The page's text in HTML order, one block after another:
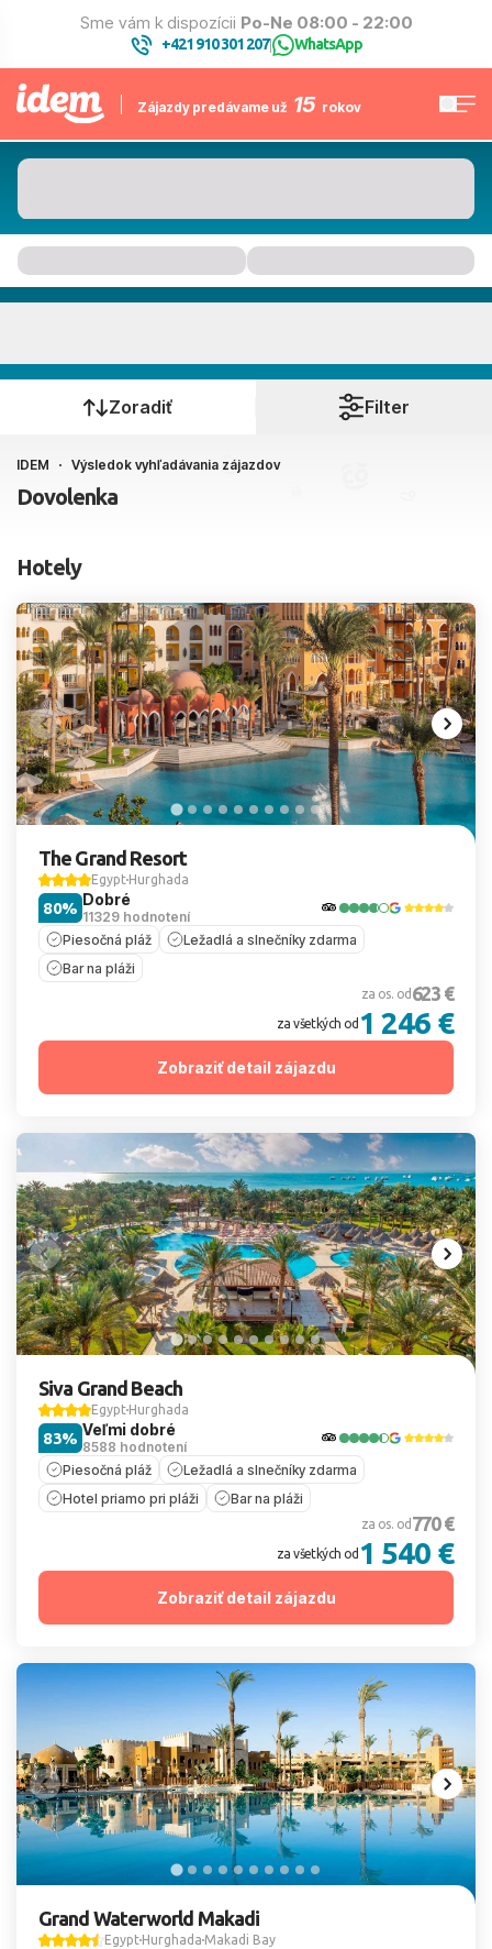
Sme vám k dispozícii Po-Ne 08:00 - 22:00
+421 910 301 207| WhatsApp
Zájazdy predávame už 15 rokov
Kedy cestujete?
Bratislava, Košice, Piešťany, Poprad
Zoradiť Filter
IDEM Výsledok vyhľadávania zájazdov
Dovolenka
Hotely
The Grand Resort
Egypt Hurghada
Dobré
11329 hodnotení
80%
Piesočná pláž
Ležadlá a slnečníky zdarma
Bar na pláži
za os. od 623 €
za všetkých od 1 246 €
Zobraziť detail zájazdu
Siva Grand Beach
Egypt Hurghada
Veľmi dobré
8588 hodnotení
83%
Piesočná pláž
Ležadlá a slnečníky zdarma
Hotel priamo pri pláži
Bar na pláži
za os. od 770 €
za všetkých od 1 540 €
Zobraziť detail zájazdu
Grand Waterworld Makadi
Egypt Hurghada Makadi Bay